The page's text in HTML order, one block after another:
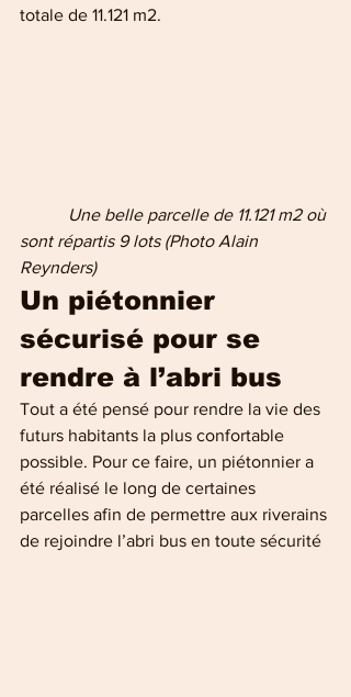
totale de 11.121 m2.
          Une belle parcelle de 11.121 m2 où
sont répartis 9 lots (Photo Alain
Reynders)
Un piétonnier
sécurisé pour se
rendre à l’abri bus
Tout a été pensé pour rendre la vie des
futurs habitants la plus confortable
possible. Pour ce faire, un piétonnier a
été réalisé le long de certaines
parcelles afin de permettre aux riverains
de rejoindre l’abri bus en toute sécurité